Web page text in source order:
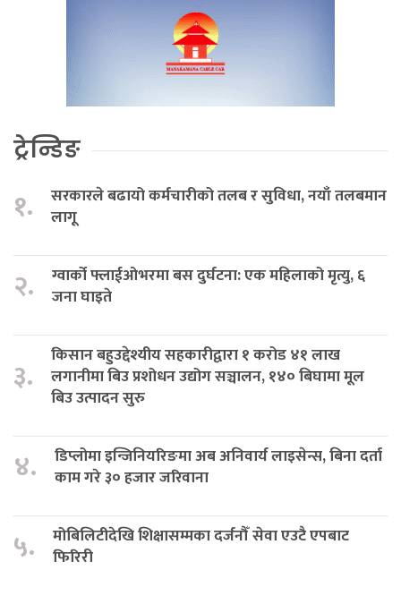
ट्रेन्डिङ
१.
सरकारले बढायो कर्मचारीको तलब र सुविधा, नयाँ तलबमान
लागू
२.
ग्वार्को फ्लाईओभरमा बस दुर्घटना: एक महिलाको मृत्यु, ६
जना घाइते
३.
किसान बहुउद्देश्यीय सहकारीद्वारा १ करोड ४१ लाख
लगानीमा बिउ प्रशोधन उद्योग सञ्चालन, १४० बिघामा मूल
बिउ उत्पादन सुरु
४.
डिप्लोमा इन्जिनियरिङमा अब अनिवार्य लाइसेन्स, बिना दर्ता
काम गरे ३० हजार जरिवाना
५.
मोबिलिटीदेखि शिक्षासम्मका दर्जनौँ सेवा एउटै एपबाट
फिरिरी